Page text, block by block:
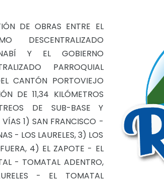
DE OBRAS ENTRE EL
DESCENTRALIZADO
Y EL GOBIERNO
PARROQUIAL
CANTÓN PORTOVIEJO
DE 11,34 KILÓMETROS
DE SUB-BASE Y
1) SAN FRANCISCO -
- LOS LAURELES, 3) LOS
4) EL ZAPOTE - EL
- TOMATAL ADENTRO,
- EL TOMATAL